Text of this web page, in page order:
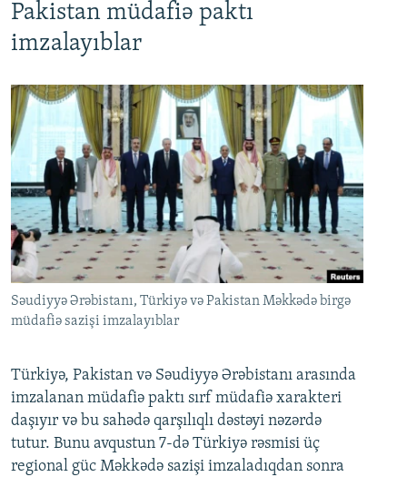
Pakistan müdafiə paktı
imzalayıblar
Səudiyyə Ərəbistanı, Türkiyə və Pakistan Məkkədə birgə
müdafiə sazişi imzalayıblar
Türkiyə, Pakistan və Səudiyyə Ərəbistanı arasında
imzalanan müdafiə paktı sırf müdafiə xarakteri
daşıyır və bu sahədə qarşılıqlı dəstəyi nəzərdə
tutur. Bunu avqustun 7-də Türkiyə rəsmisi üç
regional güc Məkkədə sazişi imzaladıqdan sonra